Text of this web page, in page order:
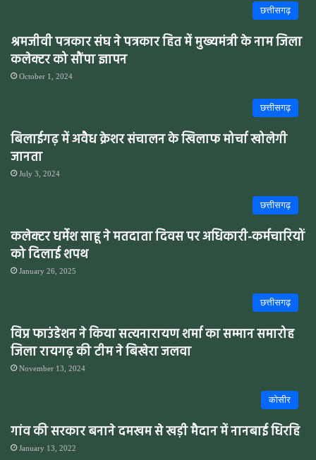
छत्तीसगढ़
श्रमजीवी पत्रकार संघ ने पत्रकार हित में मुख्यमंत्री के नाम जिला
कलेक्टर को सौंपा ज्ञापन
October 1, 2024
छत्तीसगढ़
बिलाईगढ़ में अवैध क्रेशर संचालन के खिलाफ मोर्चा खोलेगी
जानता
July 3, 2024
छत्तीसगढ़
कलेक्टर धर्मेश साहू ने मतदाता दिवस पर अधिकारी-कर्मचारियों
को दिलाई शपथ
January 26, 2025
छत्तीसगढ़
विप्र फाउंडेशन ने किया सत्यनारायण शर्मा का सम्मान समारोह
जिला रायगढ़ की टीम ने बिखेरा जलवा
November 13, 2024
कोसीर
गांव की सरकार बनाने दमखम से खड़ी मैदान में नानबाई धिरहि
January 13, 2022